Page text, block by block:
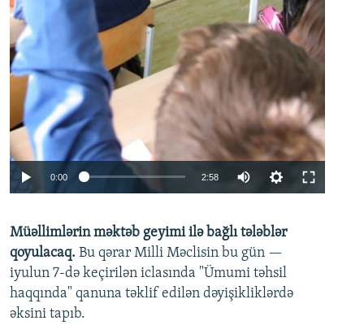
0:00 2:58
360p
480p
720p
Müəllimlərin məktəb geyimi ilə bağlı tələblər
qoyulacaq. Bu qərar Milli Məclisin bu gün —
iyulun 7-də keçirilən iclasında "Ümumi təhsil
haqqında" qanuna təklif edilən dəyişikliklərdə
əksini tapıb.